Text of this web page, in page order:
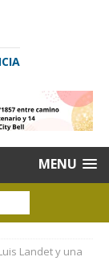
MENU
Landet y una